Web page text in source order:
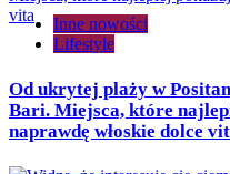
Inne nowości
Lifestyle
Od ukrytej plaży w
Bari. Miejsca, które
naprawdę włoskie dolce